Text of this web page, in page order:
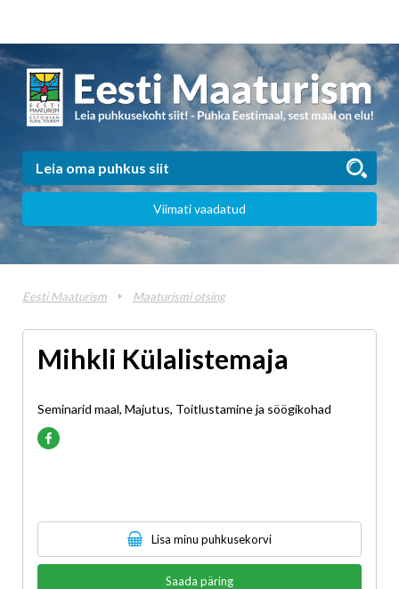
Viimati vaadatud
Eesti Maaturism Maaturismi otsing
Mihkli Külalistemaja
Seminarid maal, Majutus, Toitlustamine ja söögikohad
Lisa minu puhkusekorvi
Saada päring